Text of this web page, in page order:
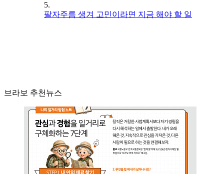
5.
팔자주름 생겨 고민이라면 지금 해야 할 일
브라보 추천뉴스